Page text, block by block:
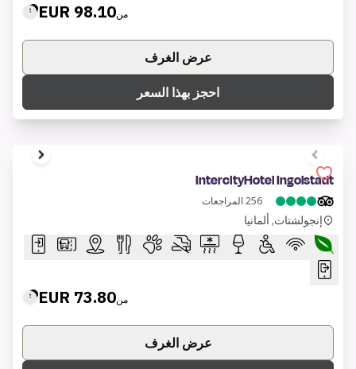
من98.10 EUR
عرض الغرف
احجز بهذا السعر
1 of 6
IntercityHotel Ingolstadt
256المراجعات
إنجولشتات, ألمانيا
من73.80 EUR
عرض الغرف